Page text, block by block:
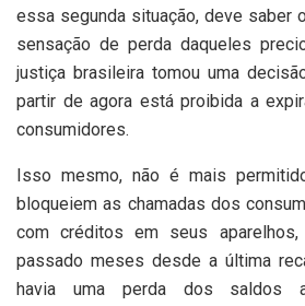
essa segunda situação, deve saber
sensação de perda daqueles
justiça brasileira tomou uma
partir de agora está proibida a
consumidores.
Isso mesmo, não é mais
bloqueiem as chamadas dos
com créditos em seus
passado meses desde a última
havia uma perda dos saldos